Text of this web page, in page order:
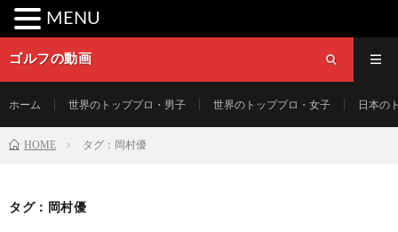
ゴルフの動画
ホーム 世界のトッププロ・男子 世界のトッププロ・女子 日本の
HOME タグ：岡村優
タグ：岡村優
MENU